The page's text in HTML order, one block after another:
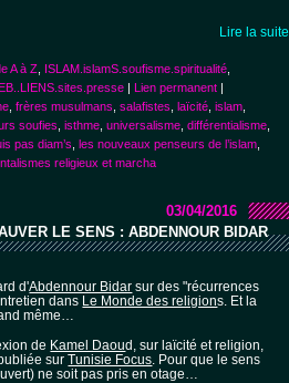
Lire la suite
A à Z ISLAM.islamS.soufisme.spiritualité
| Lien permanent |
frères musulmans salafistes laïcité islam
soufies isthme universalisme différentialisme
pas diam’s les nouveaux penseurs de l’islam
religieux et marcha
03/04/2016
LE SENS : ABDENNOUR BIDAR
d'Abdennour Bidar sur des "récurrences
dans
Le Monde des religions. Et la
même…
de Kamel Daoud, sur laïcité et religion,
surTunisie Focus . Pour que le sens
ne soit pas pris en otage…